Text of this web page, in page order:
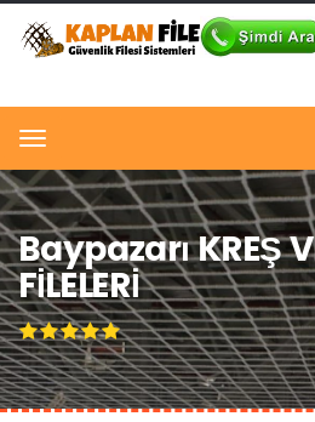
Menu
Baypazarı KREŞ
FİLELERİ